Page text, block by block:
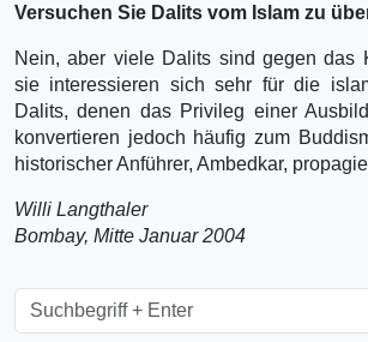
Versuchen Sie Dalits vom Islam zu
Nein, aber viele Dalits sind gegen das
sie interessieren sich sehr für die
Dalits, denen das Privileg einer
konvertieren jedoch häufig zum
historischer Anführer, Ambedkar,
Willi Langthaler
Bombay, Mitte Januar 2004